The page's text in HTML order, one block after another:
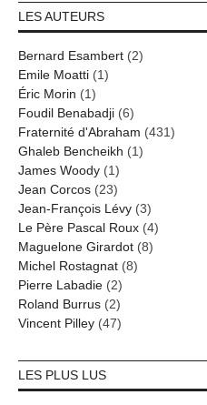
LES AUTEURS
Bernard Esambert (2)
Emile Moatti (1)
Éric Morin (1)
Foudil Benabadji (6)
Fraternité d'Abraham (431)
Ghaleb Bencheikh (1)
James Woody (1)
Jean Corcos (23)
Jean-François Lévy (3)
Le Père Pascal Roux (4)
Maguelone Girardot (8)
Michel Rostagnat (8)
Pierre Labadie (2)
Roland Burrus (2)
Vincent Pilley (47)
LES PLUS LUS